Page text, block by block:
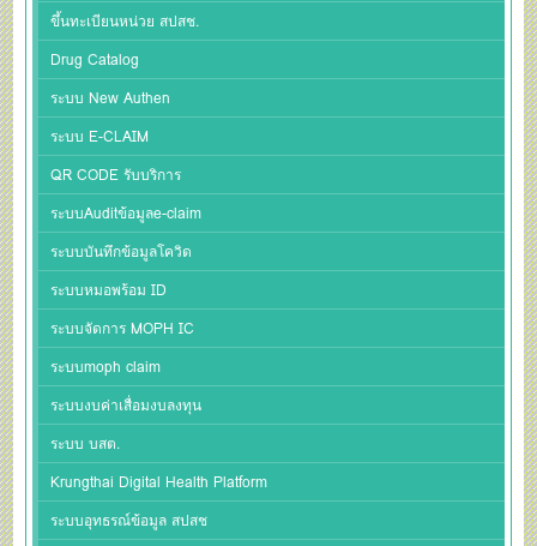
ขึ้นทะเบียนหน่วย สปสช.
Drug Catalog
ระบบ New Authen
ระบบ E-CLAIM
QR CODE รับบริการ
ระบบAuditข้อมูลe-claim
ระบบบันทึกข้อมูลโควิด
ระบบหมอพร้อม ID
ระบบจัดการ MOPH IC
ระบบmoph claim
ระบบงบค่าเสื่อมงบลงทุน
ระบบ บสต.
Krungthai Digital Health Platform
ระบบอุทธรณ์ข้อมูล สปสช